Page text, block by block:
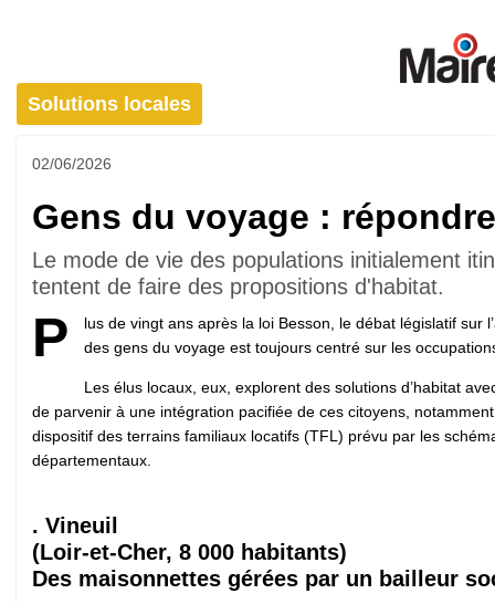
Solutions locales
02/06/2026
Gens du voyage :
Le mode de vie des populations initialement
tentent de faire des propositions d'habitat.
P
lus de vingt ans après la loi Besson, le débat législatif sur
des gens du voyage est toujours centré sur les
Les élus locaux, eux, explorent des solutions d’habitat
de parvenir à une intégration pacifiée de ces citoyens,
dispositif des terrains familiaux locatifs (TFL) prévu par les
départementaux.
. Vineuil
(Loir-et-Cher, 8 000 habitants)
Des maisonnettes gérées par un bailleur